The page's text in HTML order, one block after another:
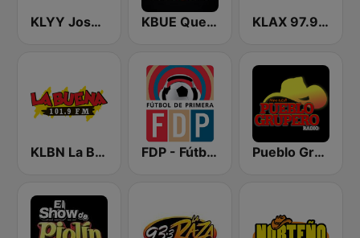
KLYY José 97.5 y 107.1 KBUE Que Buena 105.5 / 94.3 FM (US Only) KLAX 97.9 La Raza FM
KLBN La Buena 101.9 FM FDP - Fútbol de Primera Pueblo Grupero Radio